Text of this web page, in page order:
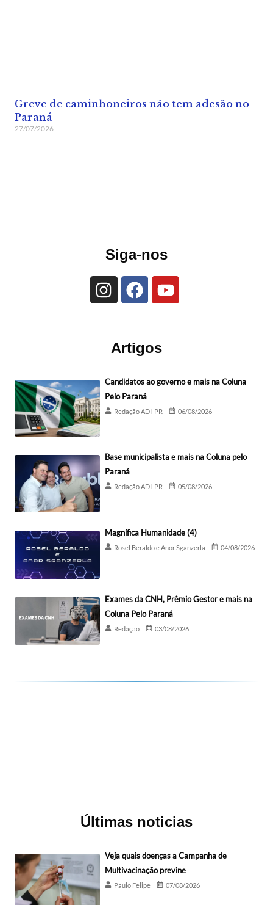
Greve de caminhoneiros não tem adesão no
Paraná
27/07/2026
Siga-nos
Artigos
Candidatos ao governo e mais na Coluna
Pelo Paraná
Redação ADI-PR 06/08/2026
Base municipalista e mais na Coluna pelo
Paraná
Redação ADI-PR 05/08/2026
Magnífica Humanidade (4)
Rosel Beraldo e Anor Sganzerla 04/08/2026
Exames da CNH, Prêmio Gestor e mais na
Coluna Pelo Paraná
Redação 03/08/2026
Últimas noticias
Veja quais doenças a Campanha de
Multivacinação previne
Paulo Felipe 07/08/2026